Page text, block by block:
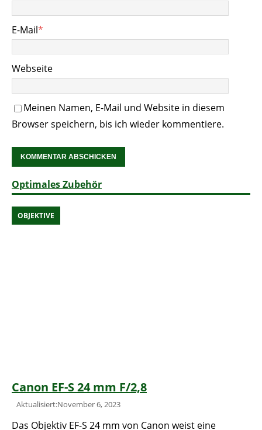
E-Mail*
Webseite
Meinen Namen, E-Mail und Website in diesem
Browser speichern, bis ich wieder kommentiere.
Optimales Zubehör
Canon EF-S 24 mm F/2,8
OBJEKTIVE
Aktualisiert:November 6, 2023
Das Objektiv EF-S 24 mm von Canon weist eine